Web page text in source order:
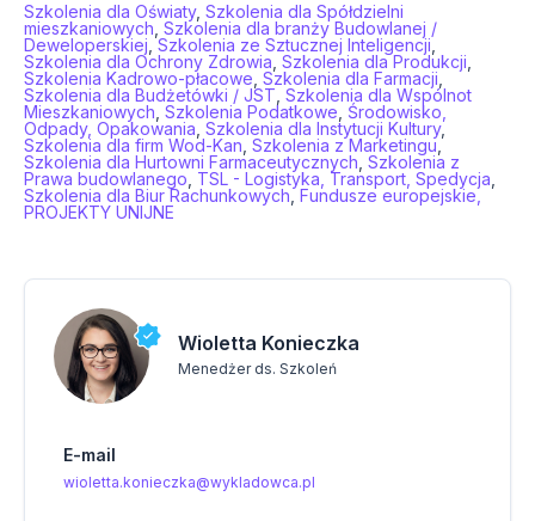
Wioletta Konieczka
Menedżer ds. Szkoleń
E-mail
wioletta.konieczka@wykladowca.pl
Szkolenia dla Oświaty, Szkolenia dla Spółdzielni
mieszkaniowych Szkolenia dla branży Budowlanej /
Deweloperskiej ,Szkolenia ze Sztucznej Inteligencji
Szkolenia dla Ochrony Zdrowia Szkolenia dla Produkcji
Szkolenia Kadrowo-płacowe Szkolenia dla Farmacji
Szkolenia dla Budżetówki / JST Szkolenia dla Wspólnot
Mieszkaniowych Szkolenia Podatkowe Środowisko,
Odpady, Opakowania Szkolenia dla Instytucji Kultury,
Szkolenia dla firm Wod-Kan Szkolenia z Marketingu
Szkolenia dla Hurtowni Farmaceutycznych Szkolenia z
Prawa budowlanego TSL - Logistyka, Transport, Spedycja
Szkolenia dla Biur Rachunkowych,Fundusze europejskie,
PROJEKTY UNIJNE